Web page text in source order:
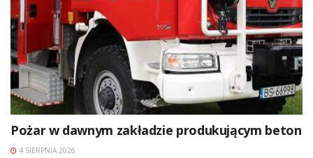
Pożar w dawnym zakładzie produkującym beton
4 SIERPNIA 2026